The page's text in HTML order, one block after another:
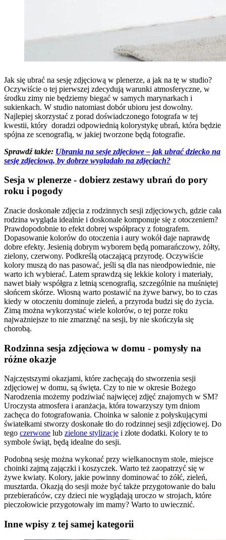
Jak się ubrać na sesję zdjęciową w plenerze, a jak na tę w studio?
Oczywiście o tej pierwszej zdecydują warunki atmosferyczne, w
środku zimy nie będziemy biegać w samych marynarkach i
sukienkach. W studio natomiast dobór ubioru jest dowolny.
Najlepiej skorzystać z porad doświadczonego fotografa w tej
kwestii, który doradzi odpowiednią kolorystykę ubrań, która będzie
spójna ze scenografią, w jakiej tworzone będą fotografie.
Sprawdź także: Ubrania na sesje zdjęciowe – jak ubrać dziecko na
sesję zdjęciową, by dobrze wyglądało na zdjęciach?
Sesja w plenerze - dobierz zestawy ubrań do pory
roku i pogody
Znacie doskonałe zdjęcia z rodzinnych sesji zdjęciowych, gdzie cała
rodzina wygląda idealnie i doskonale komponuje się z otoczeniem?
Prawdopodobnie to efekt dobrej współpracy z fotografem.
Dopasowanie kolorów do otoczenia i aury wokół daje naprawdę
dobre efekty. Jesienią dobrym wyborem będą pomarańczowy, żółty,
zielony, czerwony. Podkreślą otaczającą przyrodę. Oczywiście
kolory muszą do nas pasować, jeśli są dla nas nieodpowiednie, nie
warto ich wybierać. Latem sprawdzą się lekkie kolory i materiały,
nawet biały współgra z letnią scenografią, szczególnie na muśniętej
słońcem skórze. Wiosną warto postawić na żywe barwy, bo to czas
kiedy w otoczeniu dominuje zieleń, a przyroda budzi się do życia.
Zimą można wykorzystać wiele kolorów, o tej porze roku
najważniejsze to nie zmarznąć na sesji, by nie skończyła się
chorobą.
Rodzinna sesja zdjęciowa w domu - pomysły na
różne okazje
Najczęstszymi okazjami, które zachęcają do stworzenia sesji
zdjęciowej w domu, są święta. Czy to nie w okresie Bożego
Narodzenia możemy podziwiać najwięcej zdjęć znajomych w SM?
Uroczysta atmosfera i aranżacja, która towarzyszy tym dniom
zachęca do fotografowania. Choinka w salonie z połyskującymi
światełkami stworzy doskonałe tło do rodzinnej sesji zdjęciowej. Do
tego czerwone lub zielone stylizacje i złote dodatki. Kolory te to
symbole świąt, będą idealne do sesji.
Podobną sesję można wykonać przy wielkanocnym stole, miejsce
choinki zajmą zajączki i koszyczek. Warto też zaopatrzyć się w
żywe kwiaty. Kolory, jakie powinny dominować to żółć, zieleń,
musztarda. Okazją do sesji może być także przygotowanie do balu
przebierańców, czy dzieci nie wyglądają uroczo w strojach, które
pieczołowicie przygotowały im mamy? Warto to uwiecznić.
Inne wpisy z tej samej kategorii